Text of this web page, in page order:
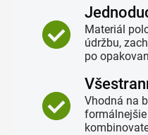
Materiál
údržbu,
po
Vhodná na